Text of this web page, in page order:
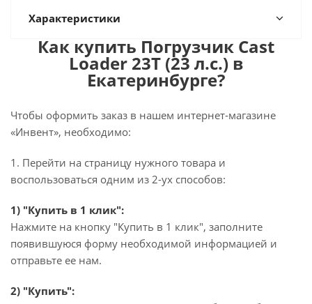
Характеристики
Как купить Погрузчик Cast
Loader 23T (23 л.с.) в
Екатеринбурге?
Чтобы оформить заказ в нашем интернет-магазине
«Инвент», необходимо:
1. Перейти на страницу нужного товара и
воспользоваться одним из 2-ух способов:
1) "Купить в 1 клик":
Нажмите на кнопку "Купить в 1 клик", заполните
появившуюся форму необходимой информацией и
отправьте ее нам.
2) "Купить":